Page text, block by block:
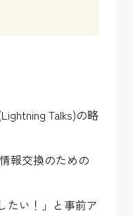
Talks)の略
報交換のための
たい！」と事前ア